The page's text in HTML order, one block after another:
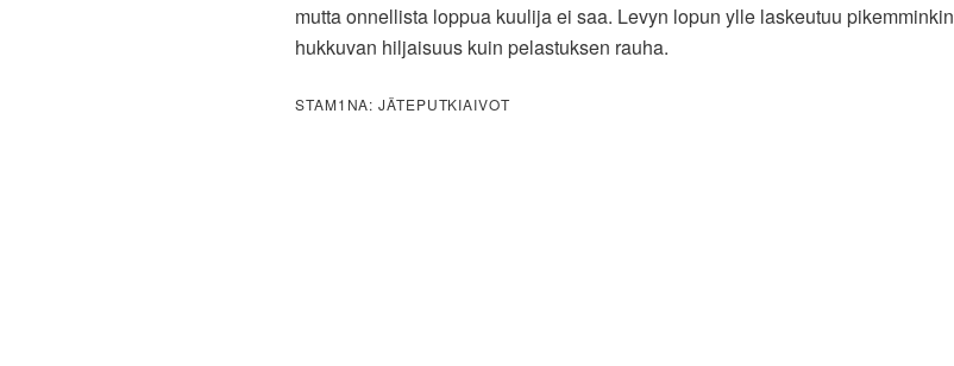
mutta onnellista loppua kuulija ei saa. Levyn lopun ylle laskeutuu pikemminkin
hukkuvan hiljaisuus kuin pelastuksen rauha.
STAM1NA: JÄTEPUTKIAIVOT